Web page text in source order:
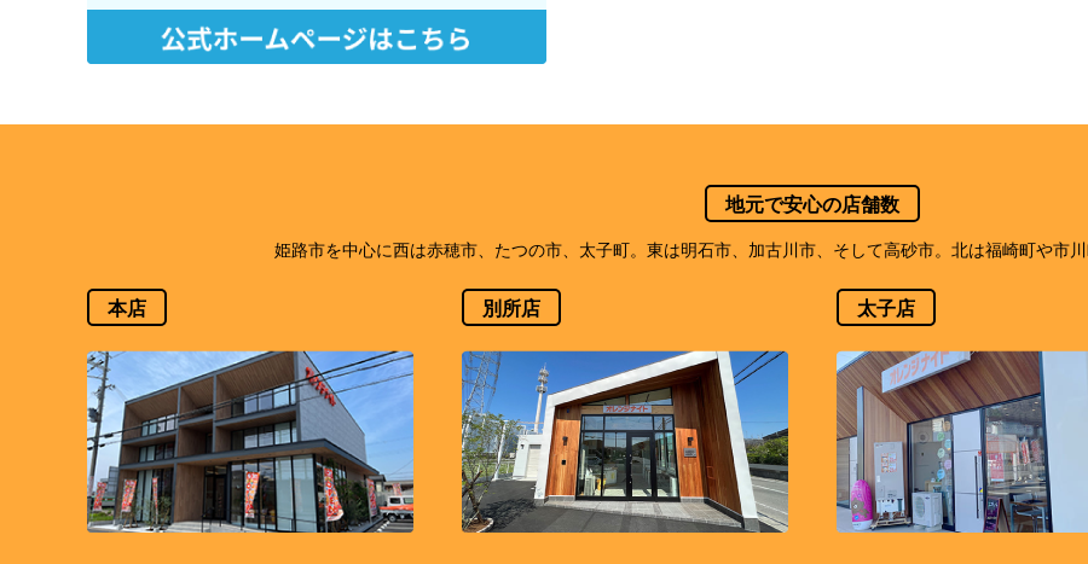
地元で安心の店舗数
姫路市を中心に西は赤穂市、たつの市、太子町。東は明石市、加古川市、そして高砂市。北は福崎町や市
本店 別所店 太子店